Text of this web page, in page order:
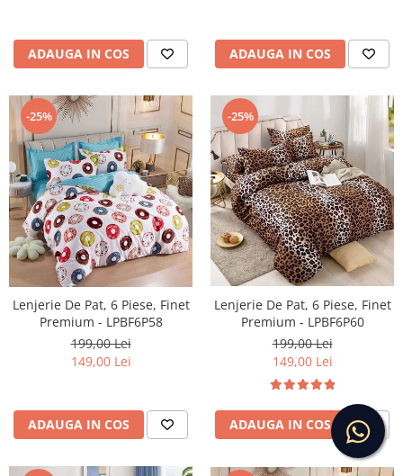
ADAUGA IN COS ADAUGA IN COS
-25%
Lenjerie De Pat, 6 Piese, Finet
Premium - LPBF6P58
199,00 Lei
149,00 Lei
ADAUGA IN COS
-25%
Lenjerie De Pat, 6 Piese, Finet
Premium - LPBF6P60
199,00 Lei
149,00 Lei
ADAUGA IN COS